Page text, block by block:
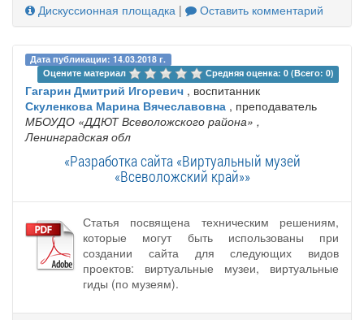
Дискуссионная площадка | Оставить комментарий
Дата публикации: 14.03.2018 г.
Оцените материал
Средняя оценка: 0 (Всего: 0)
Гагарин Дмитрий Игоревич , воспитанник
Скуленкова Марина Вячеславовна , преподаватель
МБОУДО «ДДЮТ Всеволожского района» ,
Ленинградская обл
«Разработка сайта «Виртуальный музей
«Всеволожский край»»
Статья посвящена техническим решениям,
которые могут быть использованы при
создании сайта для следующих видов
проектов: виртуальные музеи, виртуальные
гиды (по музеям).